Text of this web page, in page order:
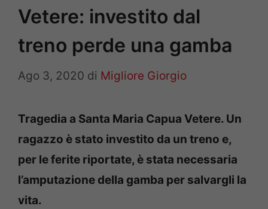
Vetere: investito dal
treno perde una gamba
Ago 3, 2020 di Migliore Giorgio
Tragedia a Santa Maria Capua Vetere. Un
ragazzo è stato investito da un treno e,
per le ferite riportate, è stata necessaria
l’amputazione della gamba per salvargli la
vita.